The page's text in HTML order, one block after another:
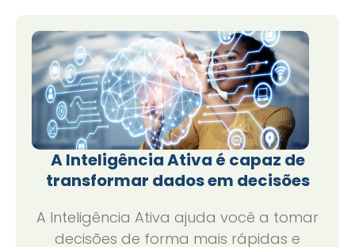
A Inteligência Ativa é capaz de
transformar dados em decisões
A Inteligência Ativa ajuda você a tomar
decisões de forma mais rápidas e